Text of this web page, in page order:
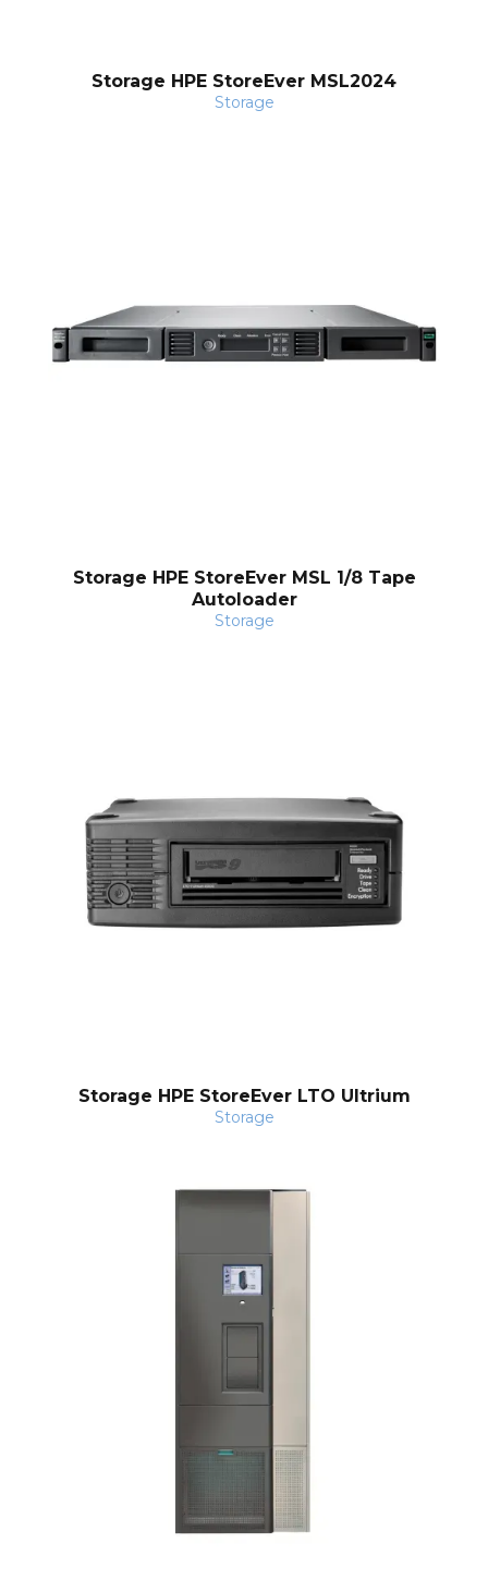
Storage HPE StoreEver MSL2024
Storage
Storage HPE StoreEver MSL 1/8 Tape
Autoloader
Storage
Storage HPE StoreEver LTO Ultrium
Storage